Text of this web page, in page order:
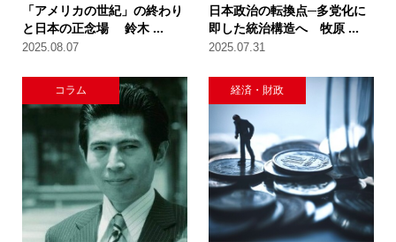
「アメリカの世紀」の終わり
と日本の正念場 鈴木 ...
2025.08.07
日本政治の転換点─多党化に
即した統治構造へ 牧原 ...
2025.07.31
コラム 経済・財政